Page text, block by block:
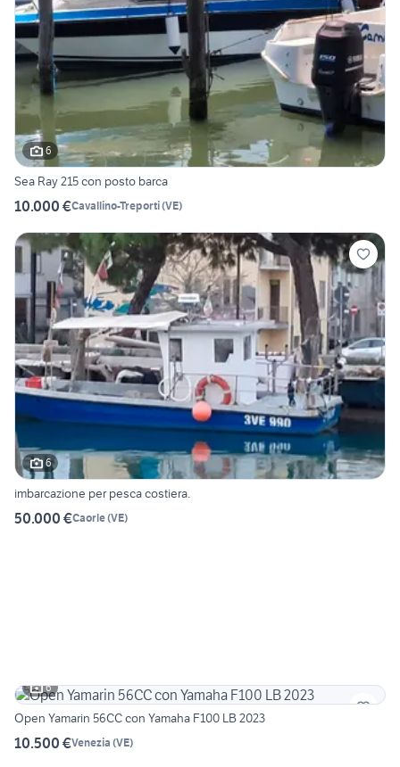
6
Sea Ray 215 con posto barca
10.000 €Cavallino-Treporti(VE)
6
imbarcazione per pesca costiera.
50.000 €Caorle(VE)
6
Open Yamarin 56CC con Yamaha F100 LB 2023
10.500 €Venezia (VE)